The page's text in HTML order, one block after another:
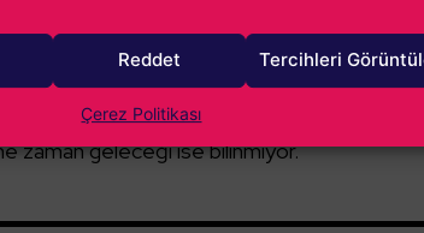
Reddet Tercihleri
Çerez Politikası
ve şu anda 25 dolar ön sipariş fiyatıyla
zaman geleceği ise bilinmiyor.